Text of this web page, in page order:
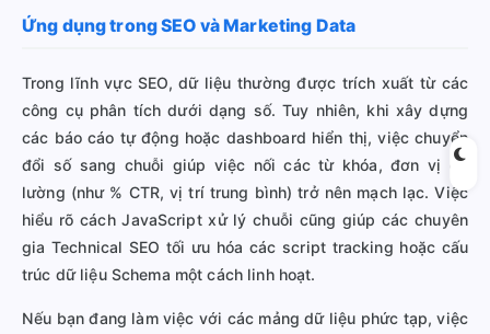
Ứng dụng trong SEO và Marketing Data
Trong lĩnh vực SEO, dữ liệu thường được trích xuất từ các
công cụ phân tích dưới dạng số. Tuy nhiên, khi xây dựng
các báo cáo tự động hoặc dashboard hiển thị, việc chuyển
đổi số sang chuỗi giúp việc nối các từ khóa, đơn vị đo
lường (như % CTR, vị trí trung bình) trở nên mạch lạc. Việc
hiểu rõ cách JavaScript xử lý chuỗi cũng giúp các chuyên
gia Technical SEO tối ưu hóa các script tracking hoặc cấu
trúc dữ liệu Schema một cách linh hoạt.
Nếu bạn đang làm việc với các mảng dữ liệu phức tạp, việc